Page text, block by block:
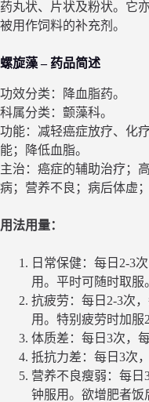
药丸状、片状及粉状。它
被用作饲料的补充剂。
螺旋藻 – 药品简述
功效分类：降血脂药。
科属分类：颤藻科。
功能：减轻癌症放疗、化
能；降低血脂。
主治：癌症的辅助治疗；
病；营养不良；病后体虚
用法用量：
日常保健：每日2-3
用。平时可随时取服
抗疲劳：每日2-3次
用。特别疲劳时加服2
体质差：每日3次，
抵抗力差：每日3次
营养不良瘦弱：每
钟服用。欲增肥者饭